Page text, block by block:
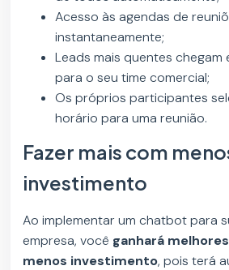
Acesso às agendas de
instantaneamente;
Leads mais quentes chegam
para o seu time comercial;
Os próprios participantes
horário para uma reunião.
Fazer mais com
investimento
Ao implementar um chatbot para
empresa, você ganhará
menos investimento, pois terá